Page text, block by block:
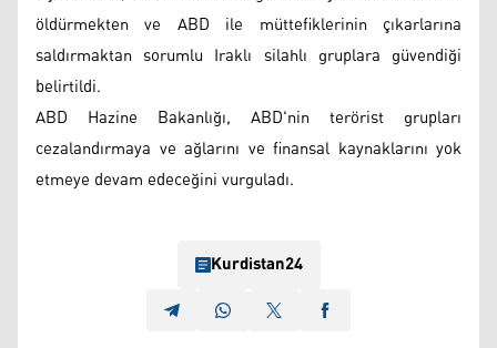
öldürmekten ve ABD ile müttefiklerinin çıkarlarına
saldırmaktan sorumlu Iraklı silahlı gruplara güvendiği
belirtildi.
ABD Hazine Bakanlığı, ABD'nin terörist grupları
cezalandırmaya ve ağlarını ve finansal kaynaklarını yok
etmeye devam edeceğini vurguladı.
Kurdistan24